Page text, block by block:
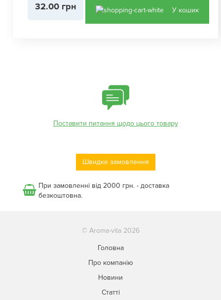
32.00 грн У кошик
Поставити питання щодо цього товару
Швидке замовлення
При замовленні від 2000 грн. - доставка
безкоштовна.
© Aroma-vita 2026
Головна
Про компанію
Новини
Статті